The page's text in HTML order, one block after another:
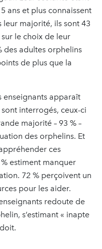
ans et plus connaissent
leur majorité, ils sont 43
le choix de leur
des adultes orphelins
de plus que la
enseignants apparaît
interrogés, ceux-ci
majorité – 93 % –
des orphelins. Et
ces
estiment manquer
72 % perçoivent un
pour les aider.
redoute de
s’estimant « inapte